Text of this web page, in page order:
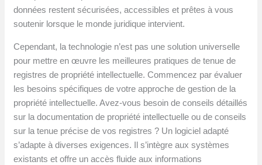
données restent sécurisées, accessibles et prêtes à vous
soutenir lorsque le monde juridique intervient.
Cependant, la technologie n’est pas une solution universelle
pour mettre en œuvre les meilleures pratiques de tenue de
registres de propriété intellectuelle. Commencez par évaluer
les besoins spécifiques de votre approche de gestion de la
propriété intellectuelle. Avez-vous besoin de conseils détaillés
sur la documentation de propriété intellectuelle ou de conseils
sur la tenue précise de vos registres ? Un logiciel adapté
s’adapte à diverses exigences. Il s’intègre aux systèmes
existants et offre un accès fluide aux informations